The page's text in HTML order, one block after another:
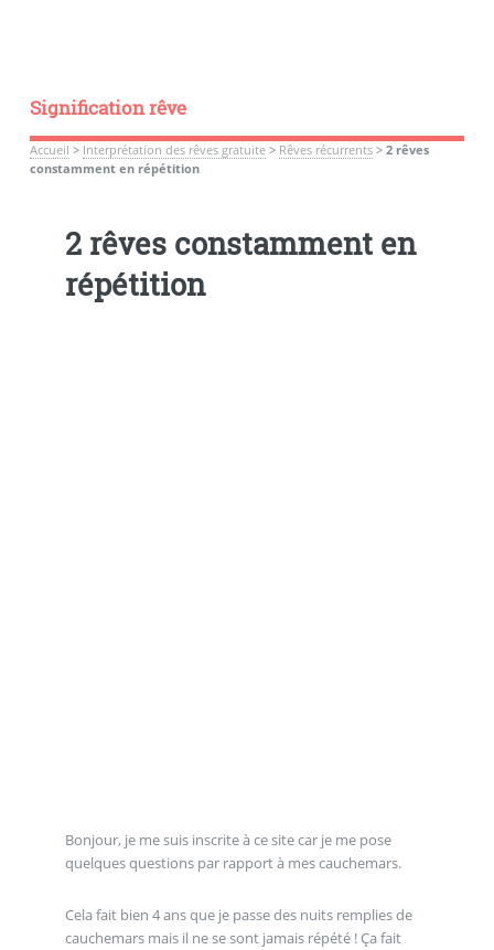
Signification rêve
Accueil > Interprétation des rêves gratuite> Rêves récurrents> 2 rêves
constamment en répétition
2 rêves constamment en
répétition
Bonjour, je me suis inscrite à ce site car je me pose
quelques questions par rapport à mes cauchemars.
Cela fait bien 4 ans que je passe des nuits remplies de
cauchemars mais il ne se sont jamais répété ! Ça fait